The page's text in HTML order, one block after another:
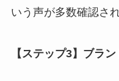
いう声が多数確認さ
【ステップ3】ブラ